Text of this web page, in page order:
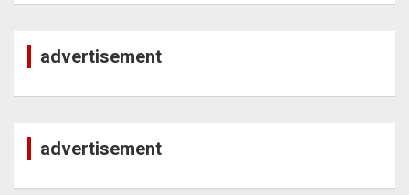
advertisement
advertisement